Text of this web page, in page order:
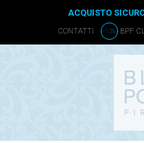
ACQUISTO
CONTATTI -10% BPF